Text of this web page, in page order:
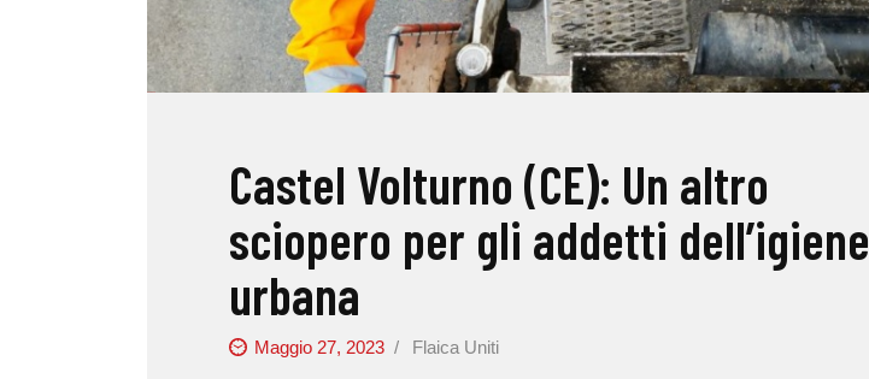
Castel Volturno (CE): Un altro
sciopero per gli addetti dell’igiene
urbana
Maggio 27, 2023 Flaica Uniti